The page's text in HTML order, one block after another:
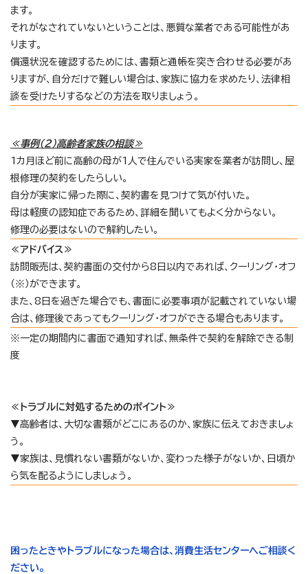
ます。
それがなされていないということは、悪質な業者である可能性があ
ります。
償還状況を確認するためには、書類と通帳を突き合わせる必要があ
りますが、自分だけで難しい場合は、家族に協力を求めたり、法律相
談を受けたりするなどの方法を取りましょう。
≪事例（2）高齢者家族の相談≫
1カ月ほど前に高齢の母が1人で住んでいる実家を業者が訪問し、屋
根修理の契約をしたらしい。
自分が実家に帰った際に、契約書を見つけて気が付いた。
母は軽度の認知症であるため、詳細を聞いてもよく分からない。
修理の必要はないので解約したい。
≪アドバイス≫
訪問販売は、契約書面の交付から8日以内であれば、クーリング・オフ
（※）ができます。
また、8日を過ぎた場合でも、書面に必要事項が記載されていない場
合は、修理後であってもクーリング・オフができる場合もあります。
※一定の期間内に書面で通知すれば、無条件で契約を解除できる制
度
≪トラブルに対処するためのポイント≫
▼高齢者は、大切な書類がどこにあるのか、家族に伝えておきましょ
う。
▼家族は、見慣れない書類がないか、変わった様子がないか、日頃か
ら気を配るようにしましょう。
困ったときやトラブルになった場合は、消費生活センターへご相談く
ださい。